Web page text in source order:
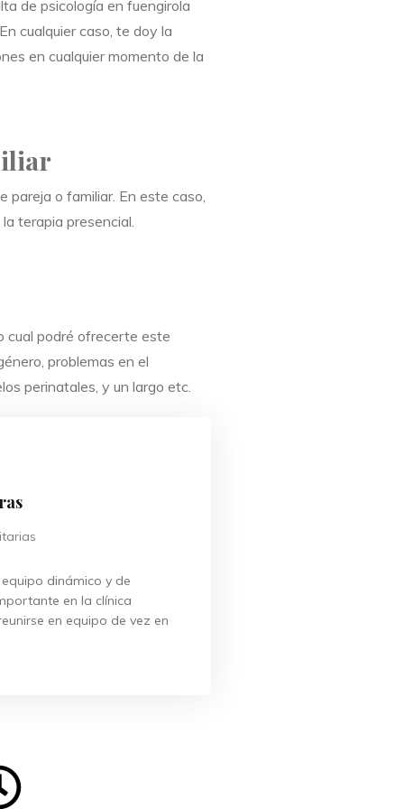
de psicología en fuengirola
cualquier caso, te doy la
en cualquier momento de la
pareja o familiar. En este caso,
terapia presencial.
cual podré ofrecerte este
problemas en el
perinatales, y un largo etc.
dinámico y de
en la clínica
en equipo de vez en